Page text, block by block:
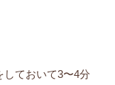
ておいて3〜4分